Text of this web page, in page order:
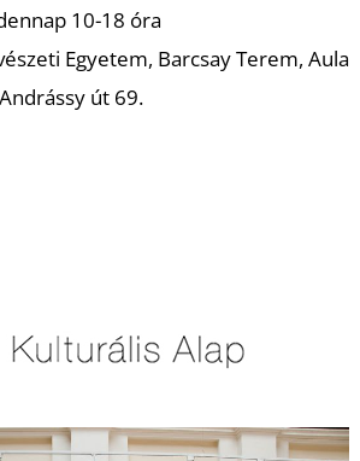
10-18 óra
Egyetem, Barcsay Terem, Aula
út 69.